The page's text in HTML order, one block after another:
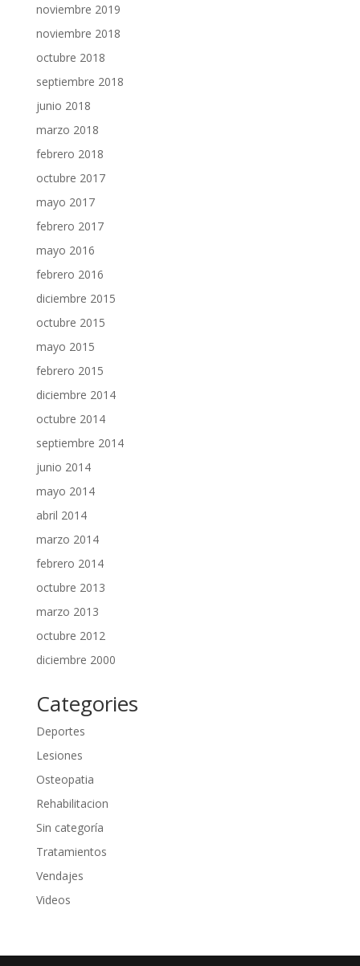
noviembre 2019
noviembre 2018
octubre 2018
septiembre 2018
junio 2018
marzo 2018
febrero 2018
octubre 2017
mayo 2017
febrero 2017
mayo 2016
febrero 2016
diciembre 2015
octubre 2015
mayo 2015
febrero 2015
diciembre 2014
octubre 2014
septiembre 2014
junio 2014
mayo 2014
abril 2014
marzo 2014
febrero 2014
octubre 2013
marzo 2013
octubre 2012
diciembre 2000
Categories
Deportes
Lesiones
Osteopatia
Rehabilitacion
Sin categoría
Tratamientos
Vendajes
Videos